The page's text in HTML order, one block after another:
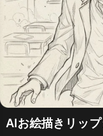
AIお絵描きリッ